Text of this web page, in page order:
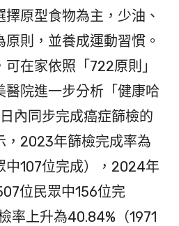
原型食物為主，少油、
則，並養成運動習慣。
在家依照「722原則」
醫院進一步分析「健康哈
內同步完成癌症篩檢的
，2023年篩檢完成率為
中107位完成），2024年
位民眾中156位完
率上升為40.84%（1971